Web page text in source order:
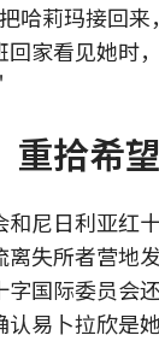
哈莉玛接回来
回家看见她时
重拾希望
和尼日利亚红
失所者营地
字国际委员会
易卜拉欣是她